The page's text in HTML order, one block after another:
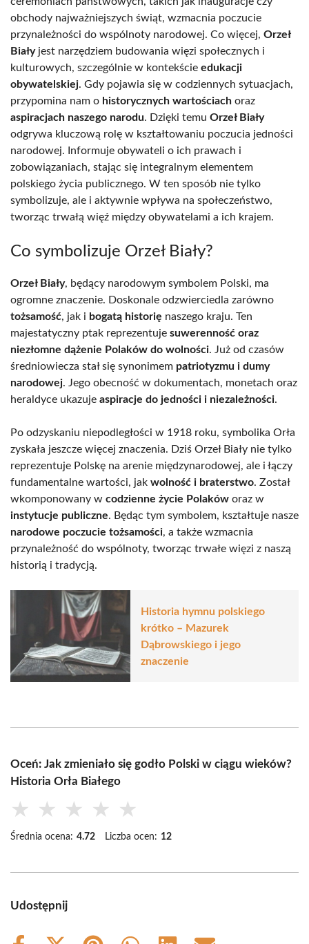
obchody najważniejszych świąt, wzmacnia poczucie
przynależności do wspólnoty narodowej. Co więcej, Orzeł
Białyjest narzędziem budowania więzi społecznych i
kulturowych, szczególnie w kontekście edukacji
obywatelskiej. Gdy pojawia się w codziennych sytuacjach,
przypomina nam o historycznych wartościach oraz
aspiracjach naszego narodu. Dzięki temu Orzeł Biały
odgrywa kluczową rolę w kształtowaniu poczucia jedności
narodowej. Informuje obywateli o ich prawach i
zobowiązaniach, stając się integralnym elementem
polskiego życia publicznego. W ten sposób nie tylko
symbolizuje, ale i aktywnie wpływa na społeczeństwo,
tworząc trwałą więź między obywatelami a ich krajem.
Co symbolizuje Orzeł Biały?
Orzeł Biały, będący narodowym symbolem Polski, ma
ogromne znaczenie. Doskonale odzwierciedla zarówno
tożsamość, jak i bogatą historię naszego kraju. Ten
majestatyczny ptak reprezentuje suwerenność oraz
niezłomne dążenie Polaków do wolności. Już od czasów
średniowiecza stał się synonimem patriotyzmu i dumy
narodowej. Jego obecność w dokumentach, monetach oraz
heraldyce ukazuje aspiracje do jedności i niezależności.
Po odzyskaniu niepodległości w 1918 roku, symbolika Orła
zyskała jeszcze więcej znaczenia. Dziś Orzeł Biały nie tylko
reprezentuje Polskę na arenie międzynarodowej, ale i łączy
fundamentalne wartości, jak wolność i braterstwo. Został
wkomponowany w codzienne życie Polaków oraz w
instytucje publiczne. Będąc tym symbolem, kształtuje nasze
narodowe poczucie tożsamości, a także wzmacnia
przynależność do wspólnoty, tworząc trwałe więzi z naszą
historią i tradycją.
Historia hymnu polskiego
krótko – Mazurek
Dąbrowskiego i jego
znaczenie
Oceń: Jak zmieniało się godło Polski w ciągu wieków?
Historia Orła Białego
★ ★ ★ ★ ★
Średnia ocena: 4.72 Liczba ocen: 12
Udostępnij